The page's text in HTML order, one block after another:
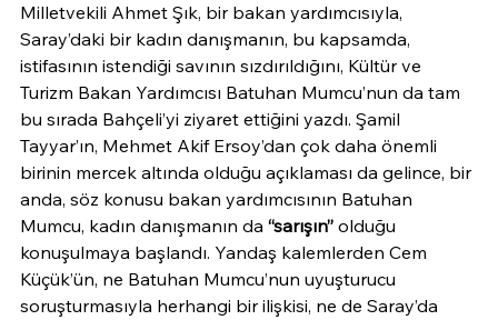
Milletvekili Ahmet Şık, bir bakan yardımcısıyla,
Saray’daki bir kadın danışmanın, bu kapsamda,
istifasının istendiği savının sızdırıldığını, Kültür ve
Turizm Bakan Yardımcısı Batuhan Mumcu’nun da tam
bu sırada Bahçeli’yi ziyaret ettiğini yazdı. Şamil
Tayyar’ın, Mehmet Akif Ersoy’dan çok daha önemli
birinin mercek altında olduğu açıklaması da gelince, bir
anda, söz konusu bakan yardımcısının Batuhan
Mumcu, kadın danışmanın da “sarışın” olduğu
konuşulmaya başlandı. Yandaş kalemlerden Cem
Küçük’ün, ne Batuhan Mumcu’nun uyuşturucu
soruşturmasıyla herhangi bir ilişkisi, ne de Saray’da